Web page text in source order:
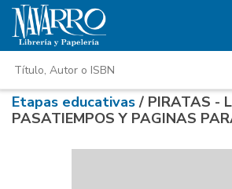
Etapas educativas/ PIRATAS -
PASATIEMPOS Y PAGINAS